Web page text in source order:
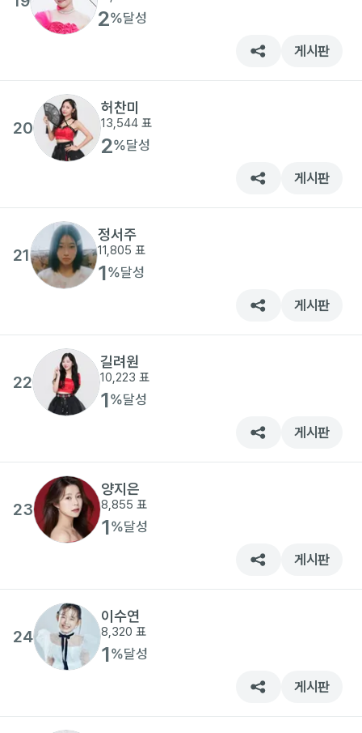
2%달성
게시판
20
허찬미
13,544 표
2%달성
게시판
21
정서주
11,805 표
1%달성
게시판
22
길려원
10,223 표
1%달성
게시판
23
양지은
8,855 표
1%달성
게시판
24
이수연
8,320 표
1%달성
게시판